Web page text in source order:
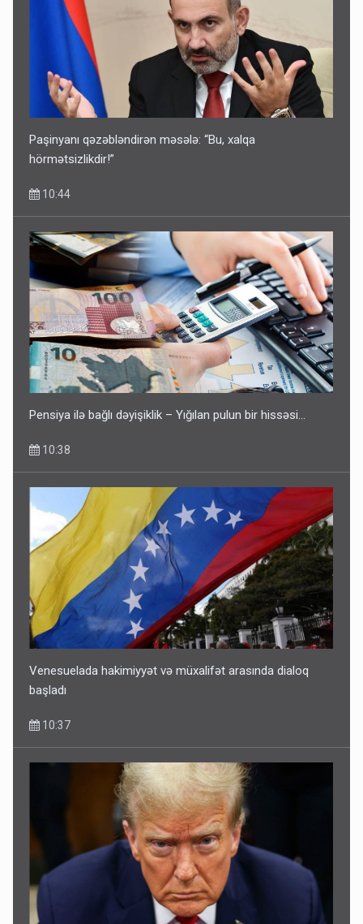
Paşinyanı qəzəbləndirən məsələ: “Bu, xalqa
hörmətsizlikdir!”
10:44
Pensiya ilə bağlı dəyişiklik – Yığılan pulun bir hissəsi…
10:38
Venesuelada hakimiyyət və müxalifət arasında dialoq
başladı
10:37